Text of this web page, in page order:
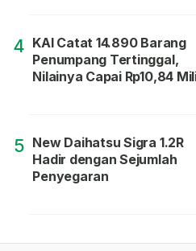
4 KAI Catat 14.890 Barang
Penumpang Tertinggal,
Nilainya Capai Rp10,84
5 New Daihatsu Sigra 1.2R
Hadir dengan Sejumlah
Penyegaran